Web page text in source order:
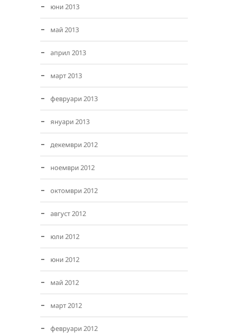
юни 2013
май 2013
април 2013
март 2013
февруари 2013
януари 2013
декември 2012
ноември 2012
октомври 2012
август 2012
юли 2012
юни 2012
май 2012
март 2012
февруари 2012